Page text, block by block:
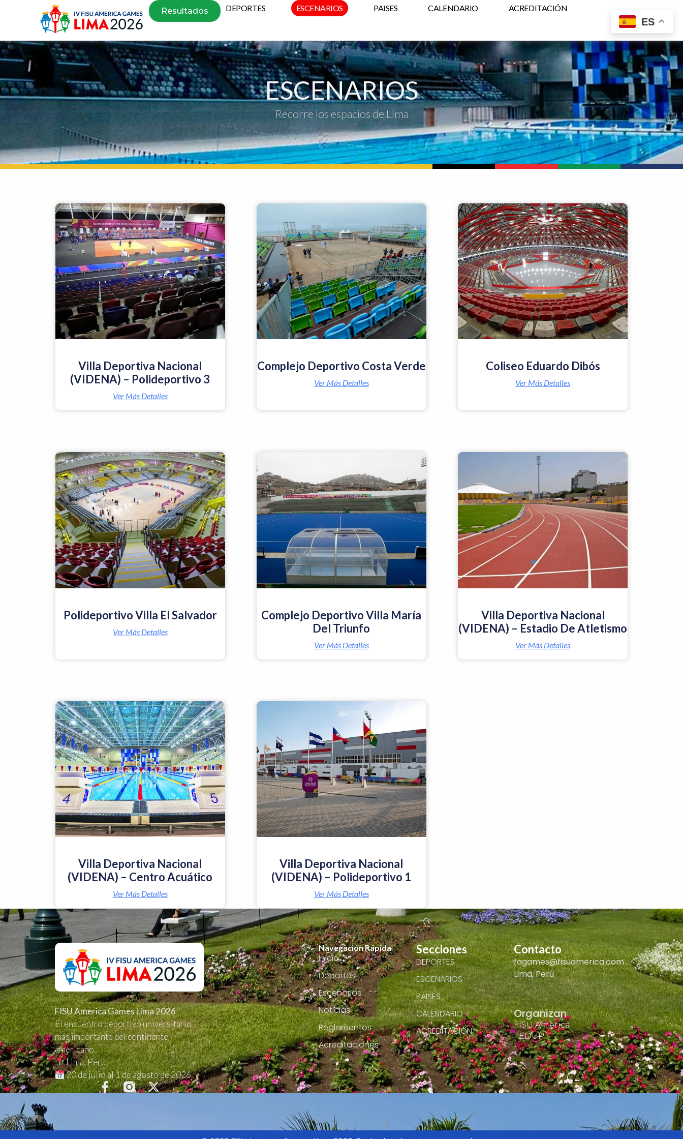
Resultados DEPORTES ESCENARIOS PAISES CALENDARIO ACREDITACIÓN
ESCENARIOS
Recorre los espacios de Lima
Villa Deportiva Nacional
(VIDENA) – Polideportivo 3
Ver Más Detalles
Complejo Deportivo Costa Verde
Ver Más Detalles
Coliseo Eduardo Dibós
Ver Más Detalles
Polideportivo Villa El Salvador
Ver Más Detalles
Complejo Deportivo Villa María
Del Triunfo
Ver Más Detalles
Villa Deportiva Nacional
(VIDENA) – Estadio De Atletismo
Ver Más Detalles
Villa Deportiva Nacional
(VIDENA) – Centro Acuático
Ver Más Detalles
Villa Deportiva Nacional
(VIDENA) – Polideportivo 1
Ver Más Detalles
FISU America Games Lima 2026
El encuentro deportivo universitario
más importante del continente
americano.
Lima, Perú
20 de julio al 1 de agosto de 2026
Navegación Rápida
Inicio
Deportes
Escenarios
Noticias
Reglamentos
Acreditaciones
Secciones
DEPORTES
ESCENARIOS
PAISES
CALENDARIO
ACREDITACIÓN
Contacto
fagames@fisuamerica.com
Lima, Perú
Organizan
FISU America
FEDUP
ES